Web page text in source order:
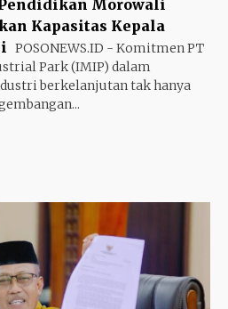
Morowali
Kapasitas Kepala
POSONEWS.ID - Komitmen PT
Park (IMIP) dalam
berkelanjutan tak hanya